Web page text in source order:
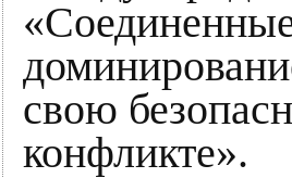
свою
конфликте».